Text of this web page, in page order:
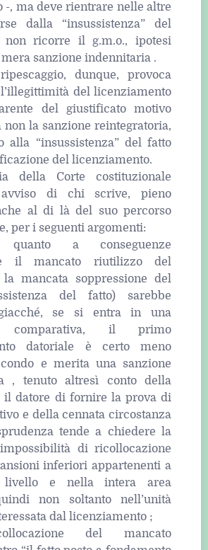
-, ma deve rientrare nelle altre
dalla “insussistenza” del
ricorre il g.m.o., ipotesi
sanzione indennitaria .
dunque, provoca
del licenziamento
del giustificato motivo
non la sanzione reintegratoria,
alla “insussistenza” del fatto
del licenziamento.
della Corte costituzionale
di chi scrive, pieno
al di là del suo percorso
per i seguenti argomenti:
quanto a conseguenze
il mancato riutilizzo del
mancata soppressione del
del fatto) sarebbe
se si entra in una
comparativa, il primo
datoriale è certo meno
e merita una sanzione
, tenuto altresì conto della
il datore di fornire la prova di
e della cennata circostanza
tende a chiedere la
di ricollocazione
inferiori appartenenti a
livello e nella intera area
non soltanto nell’unità
dal licenziamento ;
del mancato